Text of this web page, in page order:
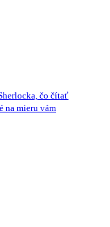
čo čítať
na mieru vám